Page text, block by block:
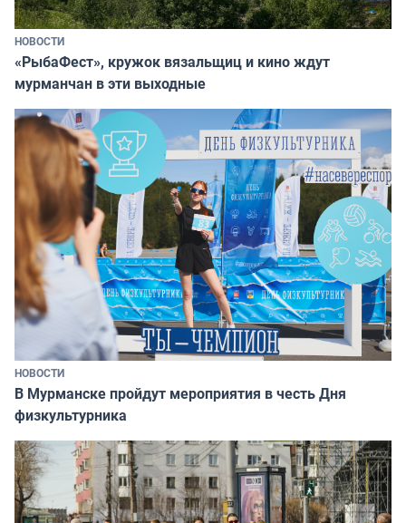
НОВОСТИ
«РыбаФест», кружок вязальщиц и кино ждут
мурманчан в эти выходные
НОВОСТИ
В Мурманске пройдут мероприятия в честь Дня
физкультурника